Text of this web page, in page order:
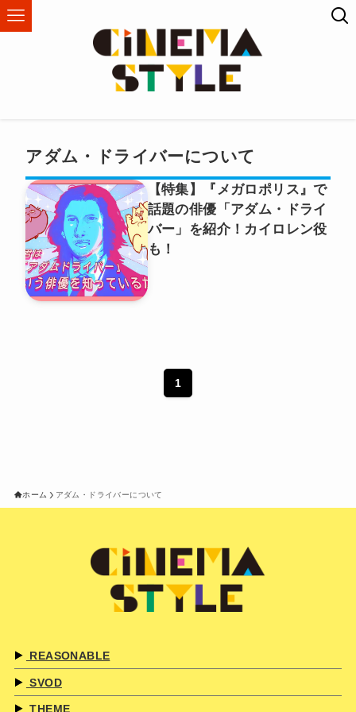
アダム・ドライバーについて
【特集】『メガロポリス』で
話題の俳優「アダム・ドライ
バー」を紹介！カイロレン役
も！
1
ホーム アダム・ドライバーについて
REASONABLE
SVOD
THEME